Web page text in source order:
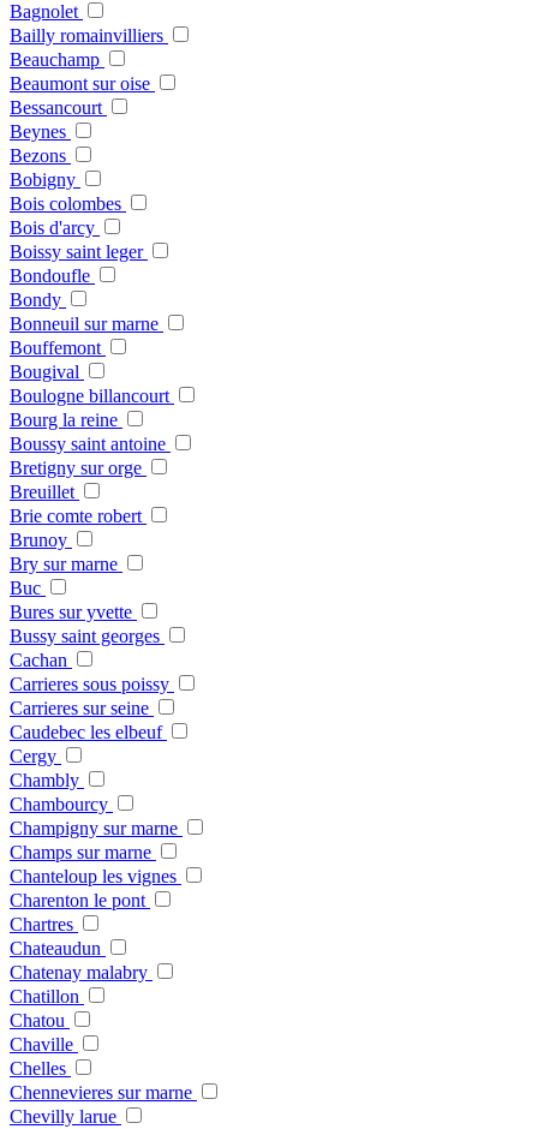
Bagnolet
Bailly romainvilliers
Beauchamp
Beaumont sur oise
Bessancourt
Beynes
Bezons
Bobigny
Bois colombes
Bois d'arcy
Boissy saint leger
Bondoufle
Bondy
Bonneuil sur marne
Bouffemont
Bougival
Boulogne billancourt
Bourg la reine
Boussy saint antoine
Bretigny sur orge
Breuillet
Brie comte robert
Brunoy
Bry sur marne
Buc
Bures sur yvette
Bussy saint georges
Cachan
Carrieres sous poissy
Carrieres sur seine
Caudebec les elbeuf
Cergy
Chambly
Chambourcy
Champigny sur marne
Champs sur marne
Chanteloup les vignes
Charenton le pont
Chartres
Chateaudun
Chatenay malabry
Chatillon
Chatou
Chaville
Chelles
Chennevieres sur marne
Chevilly larue